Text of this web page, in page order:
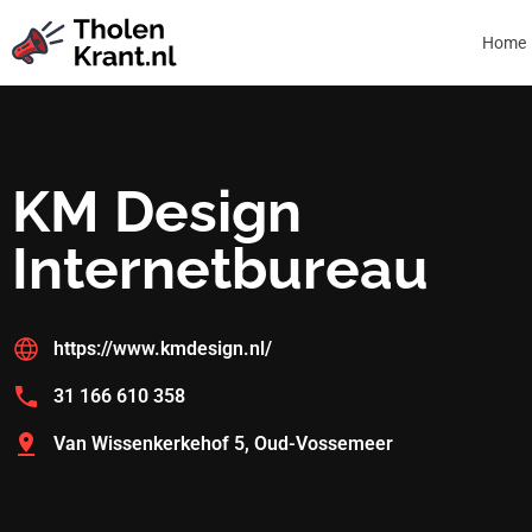
Home
KM Design
Internetbureau
https://www.kmdesign.nl/
31 166 610 358
Van Wissenkerkehof 5, Oud-Vossemeer